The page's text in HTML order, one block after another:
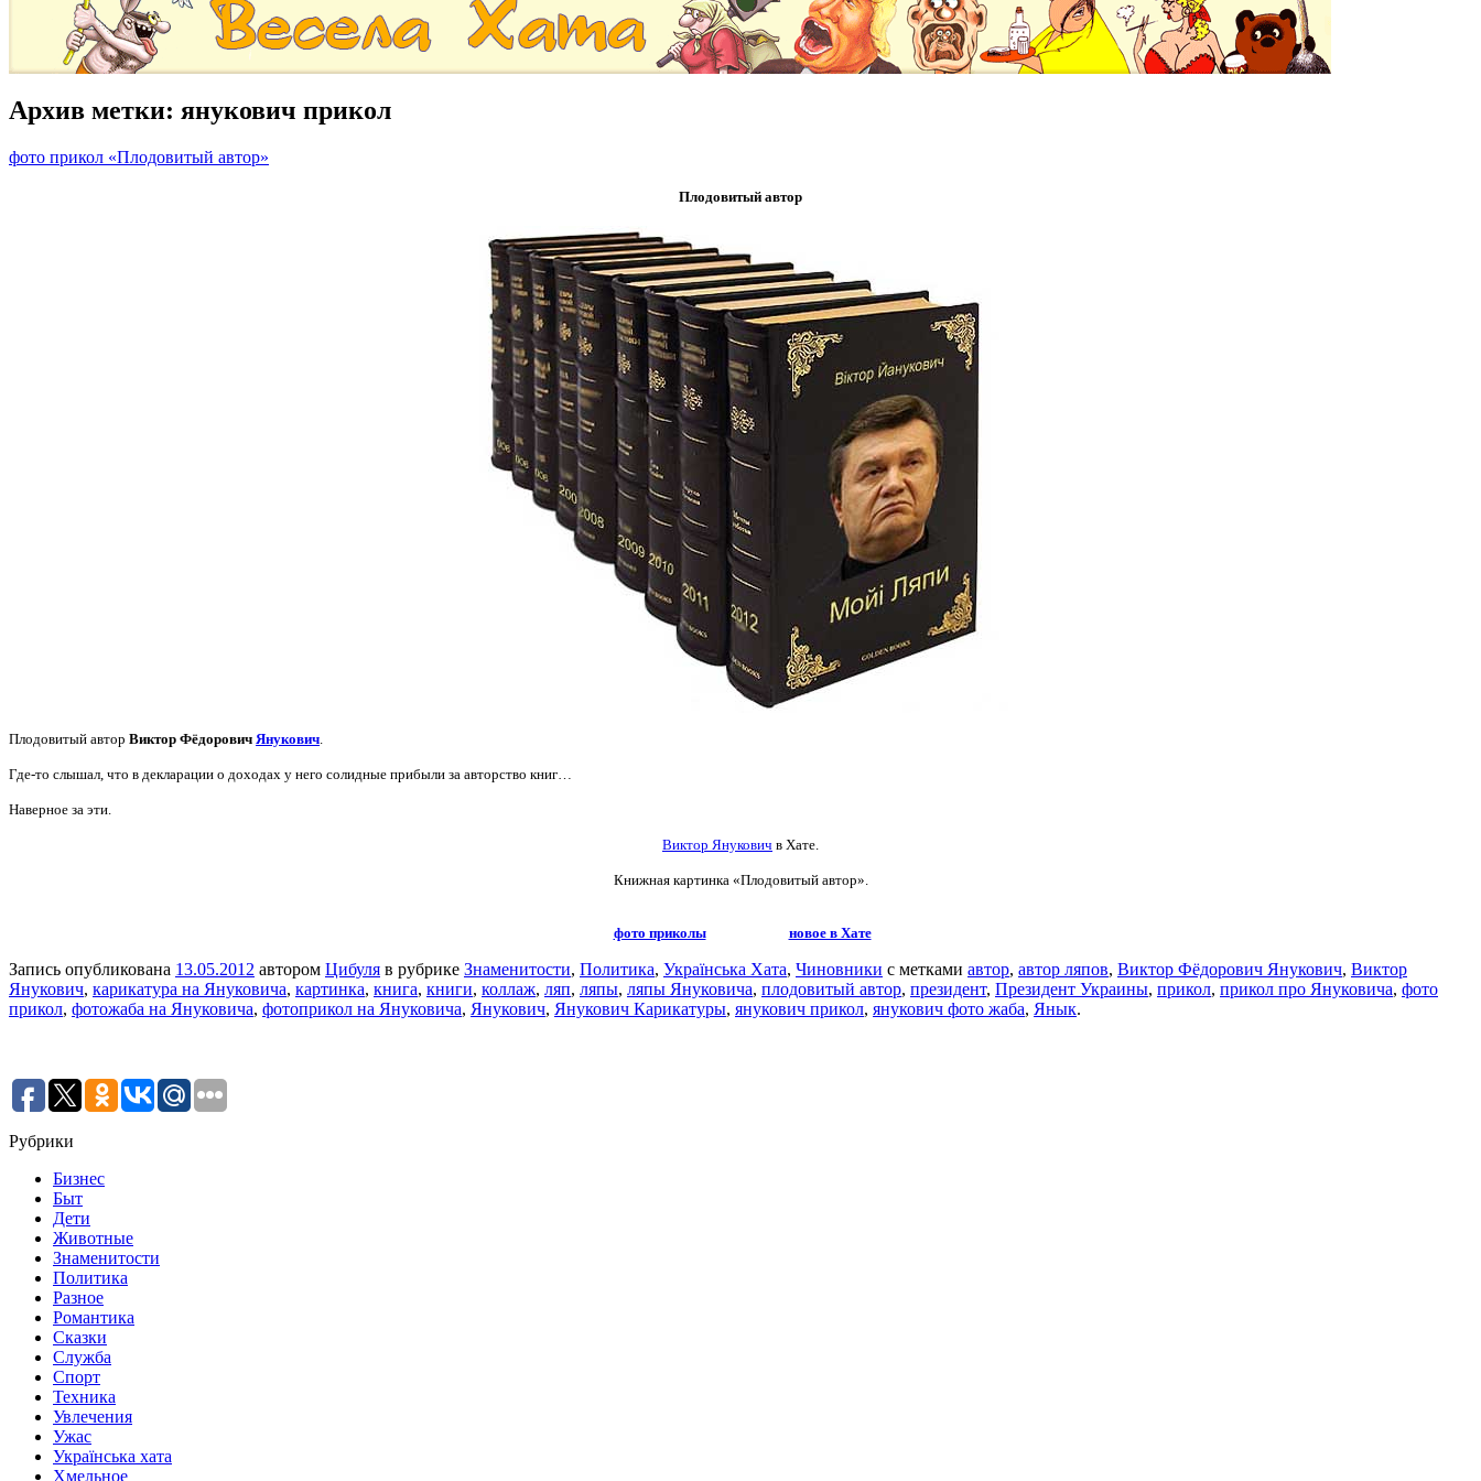
Архив метки: янукович прикол
фото прикол «Плодовитый автор»
Плодовитый автор
Плодовитый автор Виктор Фёдорович Янукович.
Где-то слышал, что в декларации о доходах у него солидные прибыли за авторство книг…
Наверное за эти.
Виктор Янукович в Хате.
Книжная картинка «Плодовитый автор».
фото приколы новое в Хате
Запись опубликована 13.05.2012 автором Цибуля в рубрике Знаменитости, Политика, Українська Хата, Чиновники с метками автор, автор ляпов, Виктор Фёдорович Янукович, Виктор
Янукович, карикатура на Януковича, картинка, книга, книги, коллаж, ляп, ляпы, ляпы Януковича, плодовитый автор, президент, Президент Украины, прикол, прикол про Януковича, фото
прикол, фотожаба на Януковича, фотоприкол на Януковича, Янукович, Янукович Карикатуры, янукович прикол, янукович фото жаба, Янык.
Рубрики
Бизнес
Быт
Дети
Животные
Знаменитости
Политика
Разное
Романтика
Сказки
Служба
Спорт
Техника
Увлечения
Ужас
Українська хата
Хмельное